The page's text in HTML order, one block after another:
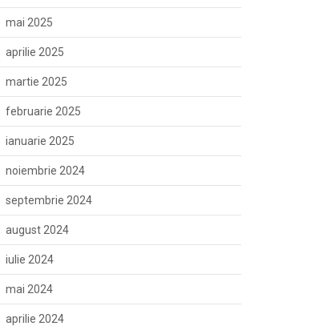
mai 2025
aprilie 2025
martie 2025
februarie 2025
ianuarie 2025
noiembrie 2024
septembrie 2024
august 2024
iulie 2024
mai 2024
aprilie 2024